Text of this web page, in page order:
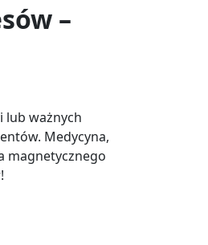
–
lub ważnych
Medycyna,
magnetycznego